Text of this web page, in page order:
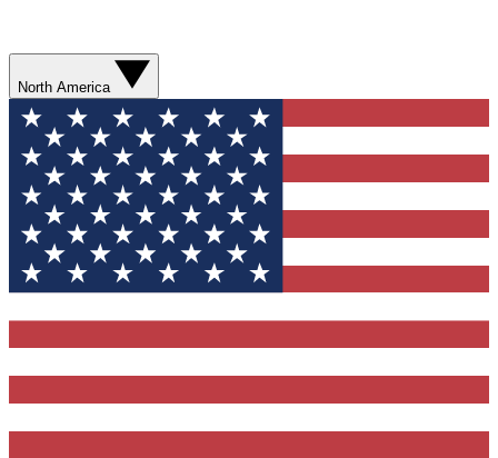
North America